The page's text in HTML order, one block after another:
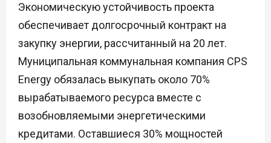
Экономическую устойчивость проекта
обеспечивает долгосрочный контракт на
закупку энергии, рассчитанный на 20 лет.
Муниципальная коммунальная компания CPS
Energy обязалась выкупать около 70%
вырабатываемого ресурса вместе с
возобновляемыми энергетическими
кредитами. Оставшиеся 30% мощностей